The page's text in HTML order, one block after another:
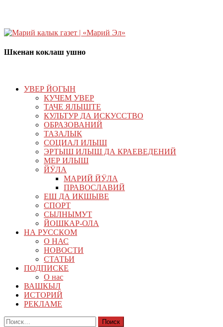
Шкенан коклаш ушно
УВЕР ЙОГЫН
КУЧЕМ УВЕР
ТАЧЕ ЯЛЫШТЕ
КУЛЬТУР ДА ИСКУССТВО
ОБРАЗОВАНИЙ
ТАЗАЛЫК
СОЦИАЛ ИЛЫШ
ЭРТЫШ ИЛЫШ ДА КРАЕВЕДЕНИЙ
МЕР ИЛЫШ
ЙӰЛА
МАРИЙ ЙӰЛА
ПРАВОСЛАВИЙ
ЕШ ДА ИКШЫВЕ
СПОРТ
СЫЛНЫМУТ
ЙОШКАР-ОЛА
НА РУССКОМ
О НАС
НОВОСТИ
СТАТЬИ
ПОДПИСКЕ
О нас
ВАШКЫЛ
ИСТОРИЙ
РЕКЛАМЕ
Найти: